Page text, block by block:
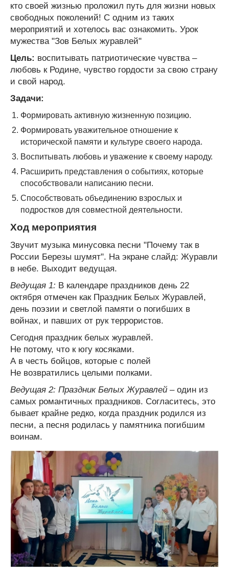
кто своей жизнью проложил путь для жизни новых
свободных поколений! С одним из таких
мероприятий и хотелось вас ознакомить. Урок
мужества "Зов Белых журавлей"
Цель: воспитывать патриотические чувства –
любовь к Родине, чувство гордости за свою страну
и свой народ.
Задачи:
Формировать активную жизненную позицию.
Формировать уважительное отношение к
исторической памяти и культуре своего народа.
Воспитывать любовь и уважение к своему народу.
Расширить представления о событиях, которые
способствовали написанию песни.
Способствовать объединению взрослых и
подростков для совместной деятельности.
Ход мероприятия
Звучит музыка минусовка песни "Почему так в
России Березы шумят". На экране слайд: Журавли
в небе. Выходит ведущая.
Ведущая 1: В календаре праздников день 22
октября отмечен как Праздник Белых Журавлей,
день поэзии и светлой памяти о погибших в
войнах, и павших от рук террористов.
Сегодня праздник белых журавлей.
Не потому, что к югу косяками.
А в честь бойцов, которые с полей
Не возвратились целыми полками.
Ведущая 2: Праздник Белых Журавлей – один из
самых романтичных праздников. Согласитесь, это
бывает крайне редко, когда праздник родился из
песни, а песня родилась у памятника погибшим
воинам.